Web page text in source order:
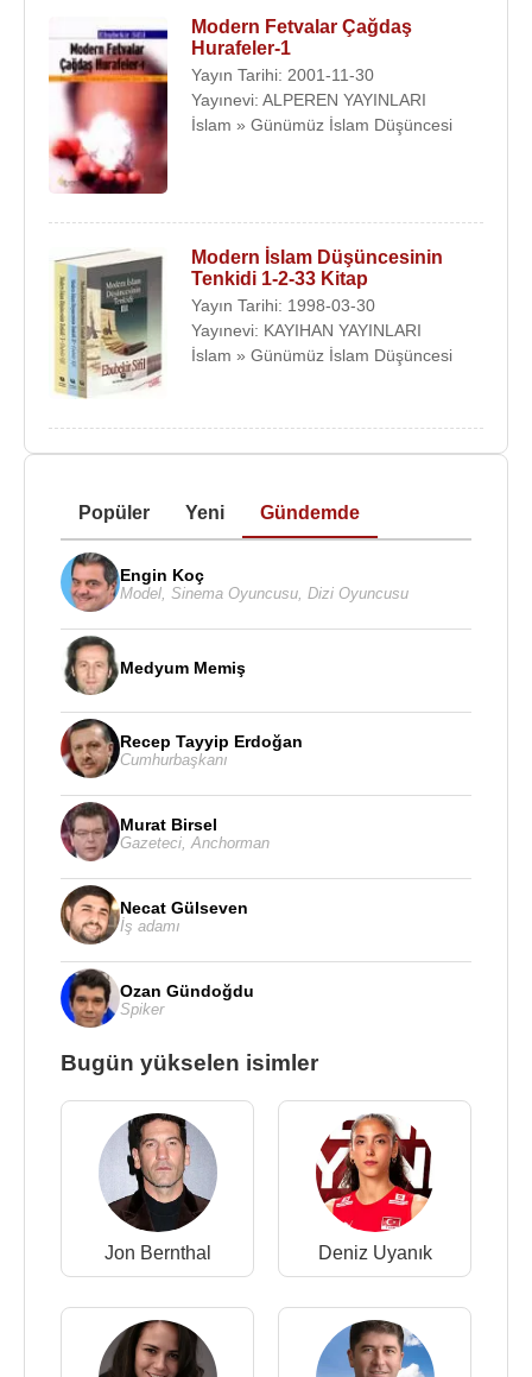
Modern Fetvalar Çağdaş
Hurafeler-1
Yayın Tarihi: 2001-11-30
Yayınevi: ALPEREN YAYINLARI
İslam » Günümüz İslam Düşüncesi
Modern İslam Düşüncesinin
Tenkidi 1-2-33 Kitap
Yayın Tarihi: 1998-03-30
Yayınevi: KAYIHAN YAYINLARI
İslam » Günümüz İslam Düşüncesi
Popüler Yeni Gündemde
Engin Koç
Model, Sinema Oyuncusu, Dizi Oyuncusu
Medyum Memiş
Recep Tayyip Erdoğan
Cumhurbaşkanı
Murat Birsel
Gazeteci,Anchorman
Necat Gülseven
İş adamı
Ozan Gündoğdu
Spiker
Bugün yükselen isimler
Jon Bernthal Deniz Uyanık